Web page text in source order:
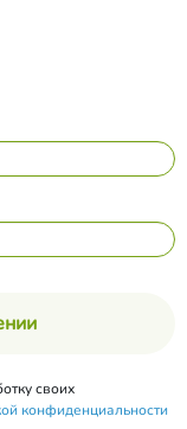
своих
конфиденциальности